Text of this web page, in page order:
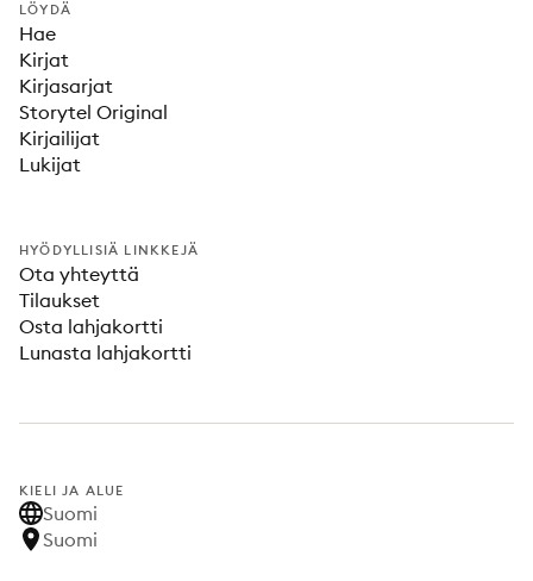
LÖYDÄ
Hae
Kirjat
Kirjasarjat
Storytel Original
Kirjailijat
Lukijat
HYÖDYLLISIÄ LINKKEJÄ
Ota yhteyttä
Tilaukset
Osta lahjakortti
Lunasta lahjakortti
KIELI JA ALUE
Suomi
Suomi